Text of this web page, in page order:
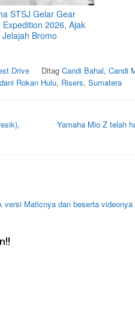
STSJ Gelar Gear
Expedition 2026, Ajak
Jelajah Bromo
Drive Ditag Candi Bahal, Candi
Rokan Hulu, Risers, Sumatera
Yamaha Mio Z telah
versi Maticnya dan beserta videonya